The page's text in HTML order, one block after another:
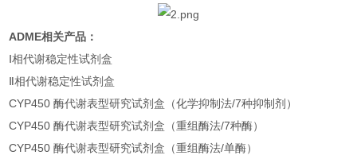
ADME相关产品：
Ⅰ相代谢稳定性试剂盒
Ⅱ相代谢稳定性试剂盒
CYP450 酶代谢表型研究试剂盒（化学抑制法/7种抑制剂）
CYP450 酶代谢表型研究试剂盒（重组酶法/7种酶）
CYP450 酶代谢表型研究试剂盒（重组酶法/单酶）